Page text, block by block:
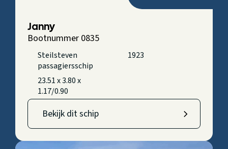
Janny
Bootnummer 0835
Steilsteven
passagiersschip
1923
23.51 x 3.80 x
1.17/0.90
Bekijk dit schip